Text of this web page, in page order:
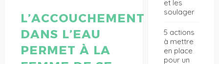
L’ACCOUCHEMENT
DANS L’EAU
PERMET À LA
et les
soulager
5 actions
à mettre
en place
pour un